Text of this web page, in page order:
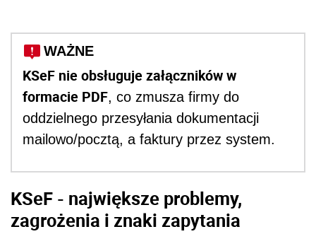
WAŻNE
KSeF nie obsługuje załączników w
formacie PDF, co zmusza firmy do
oddzielnego przesyłania dokumentacji
mailowo/pocztą, a faktury przez system.
KSeF - największe problemy,
zagrożenia i znaki zapytania